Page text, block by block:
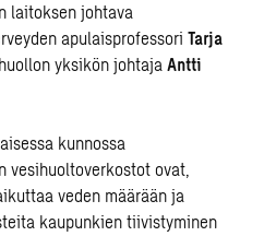
laitoksen johtava
apulaisprofessoriTarja
yksikön johtajaAntti
kunnossa
vesihuoltoverkostot ovat,
veden määrään ja
kaupunkien tiivistyminen